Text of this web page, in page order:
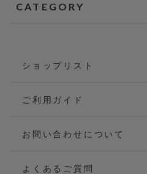
CATEGORY
ショップリスト
ご利用ガイド
お問い合わせについて
よくあるご質問